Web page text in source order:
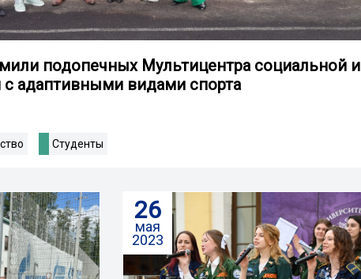
подопечных Мультицентра социальной и
с адаптивными видами спорта
Студенты
26
мая
2023